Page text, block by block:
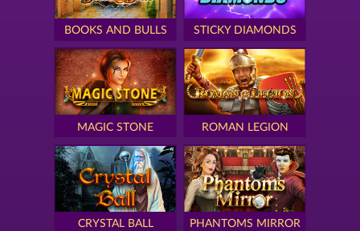
BOOKS AND BULLS STICKY DIAMONDS
MAGIC STONE ROMAN LEGION
CRYSTAL BALL PHANTOMS MIRROR